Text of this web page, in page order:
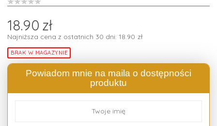
18.90 zł
Najniższa cena z ostatnich 30 dni: 18.90 zł
BRAK W MAGAZYNIE
Powiadom mnie na maila o dostępności
produktu